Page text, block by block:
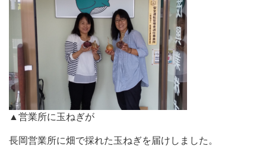
▲営業所に玉ねぎが
長岡営業所に畑で採れた玉ねぎを届けしました。